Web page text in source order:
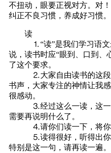
不扭动，眼要正视对方。对
纠正不良习惯，养成好习惯。
读
⒈“读”是我们学习语文最
说，读书时应“眼到、口到、
了这个要求。
⒉大家自由读书的这段时
书声，大家专注的神情让我
很感动。
⒊经过这么一读，这一段
需要再说明什么了。
⒋请你们读一下，将你的
⒌读得很好，听得出你是
特别是这一句，请再读一遍。